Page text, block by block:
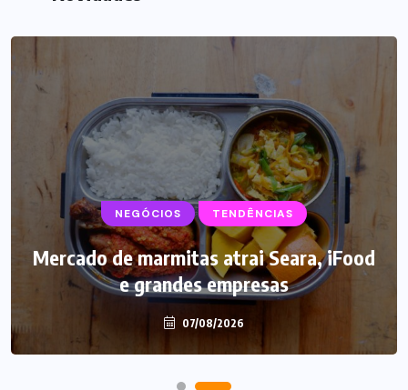
NEGÓCIOS TENDÊNCIAS
Mercado de marmitas atrai Seara, iFood
e grandes empresas
07/08/2026